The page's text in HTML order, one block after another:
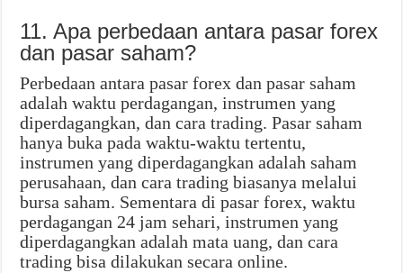
11. Apa perbedaan antara pasar forex
dan pasar saham?
Perbedaan antara pasar forex dan pasar saham
adalah waktu perdagangan, instrumen yang
diperdagangkan, dan cara trading. Pasar saham
hanya buka pada waktu-waktu tertentu,
instrumen yang diperdagangkan adalah saham
perusahaan, dan cara trading biasanya melalui
bursa saham. Sementara di pasar forex, waktu
perdagangan 24 jam sehari, instrumen yang
diperdagangkan adalah mata uang, dan cara
trading bisa dilakukan secara online.